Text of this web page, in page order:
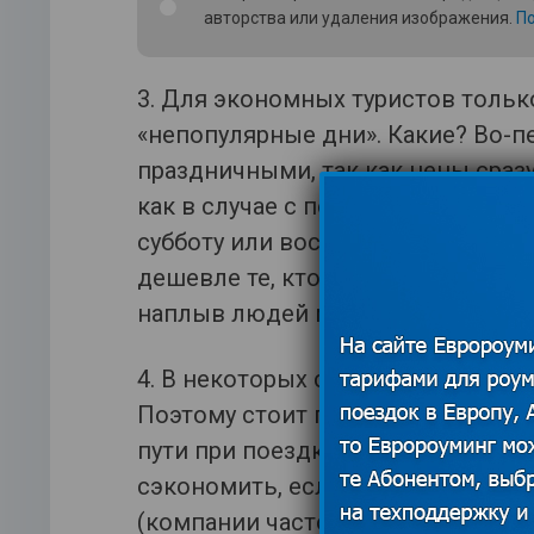
авторства или удаления изображения.
3. Для экономных туристов
«непопулярные дни». Какие?
праздничными, так как цены
как в случае с покупкой билета
субботу или воскресенье
дешевле те, кто отправляется в
наплыв людей меньший, как и
4. В некоторых случаях
Поэтому стоит перепроверить
пути при поездке с
сэкономить, если приобрести
(компании часто устраивают